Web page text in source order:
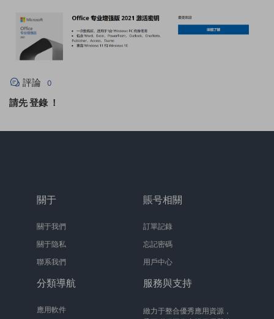
評論 0
請先登錄 ！
關于
關于我們
關于隐私
聯系我們
賬号相關
訂單記錄
忘記密碼
用戶中心
分類導航
應用軟件
服務與支持
緻力于整合優秀應用資源，